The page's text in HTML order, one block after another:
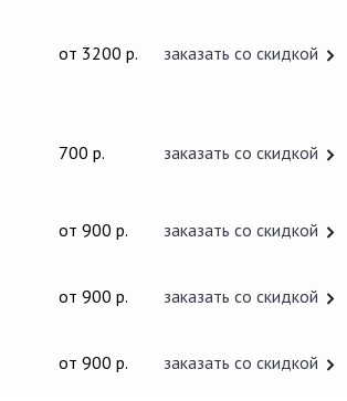
от 3200 р. заказать со скидкой
700 р. заказать со скидкой
от 900 р. заказать со скидкой
от 900 р. заказать со скидкой
от 900 р. заказать со скидкой